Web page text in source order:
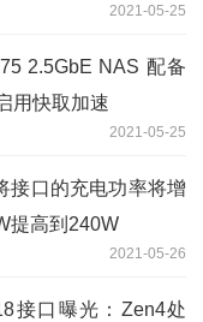
2021-05-25
2.5GbE NAS 配备
用快取加速
2021-05-25
接口的充电功率将增
提高到240W
2021-05-26
接口曝光：Zen4处